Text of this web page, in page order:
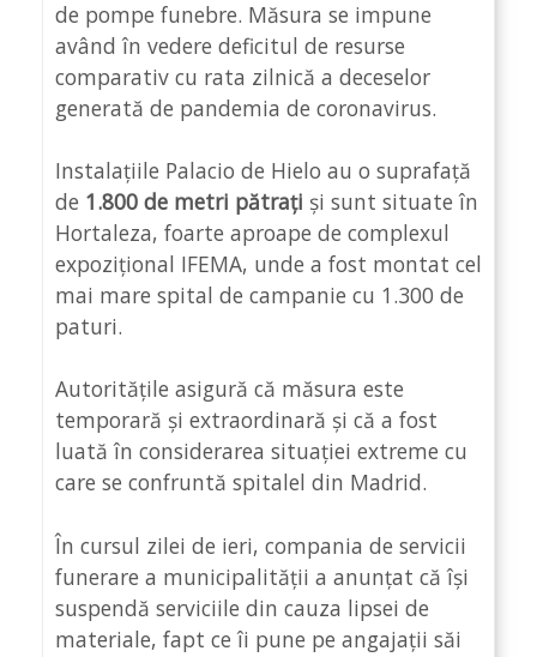
de pompe funebre. Măsura se impune
având în vedere deficitul de resurse
comparativ cu rata zilnică a deceselor
generată de pandemia de coronavirus.
Instalațiile Palacio de Hielo au o suprafață
de 1.800 de metri pătrați și sunt situate în
Hortaleza, foarte aproape de complexul
expozițional IFEMA, unde a fost montat cel
mai mare spital de campanie cu 1.300 de
paturi.
Autoritățile asigură că măsura este
temporară și extraordinară și că a fost
luată în considerarea situației extreme cu
care se confruntă spitalel din Madrid.
În cursul zilei de ieri, compania de servicii
funerare a municipalității a anunțat că își
suspendă serviciile din cauza lipsei de
materiale, fapt ce îi pune pe angajații săi